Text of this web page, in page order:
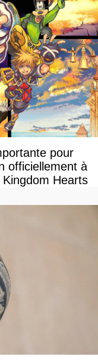
pour
officiellement à
Hearts